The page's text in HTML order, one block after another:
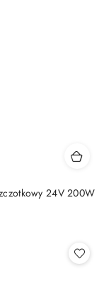
24V 200W